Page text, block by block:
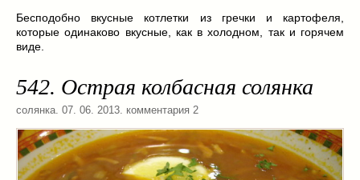
Бесподобно вкусные котлетки из гречки и картофеля,
которые одинаково вкусные, как в холодном, так и горячем
виде.
542. Острая колбасная солянка
солянка. 07. 06. 2013. комментария 2